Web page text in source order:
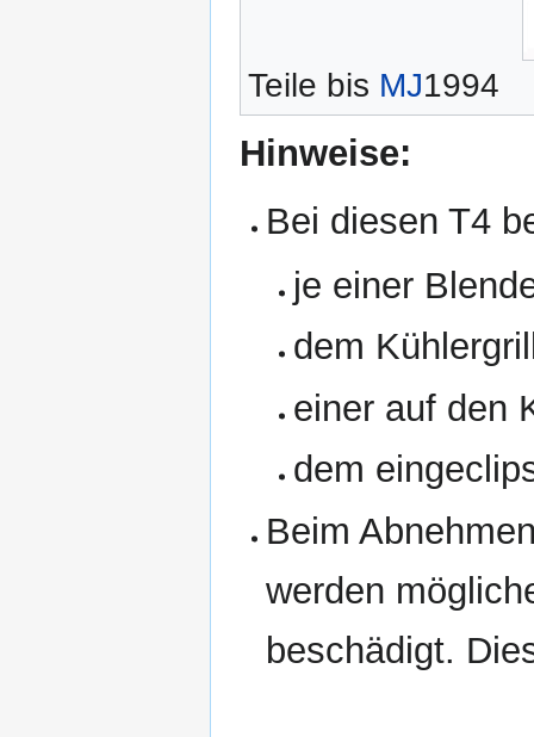
Teile bis MJ1994
Hinweise:
Bei diesen T4
je einer
dem
einer auf den
dem
Beim
werden
beschädigt.